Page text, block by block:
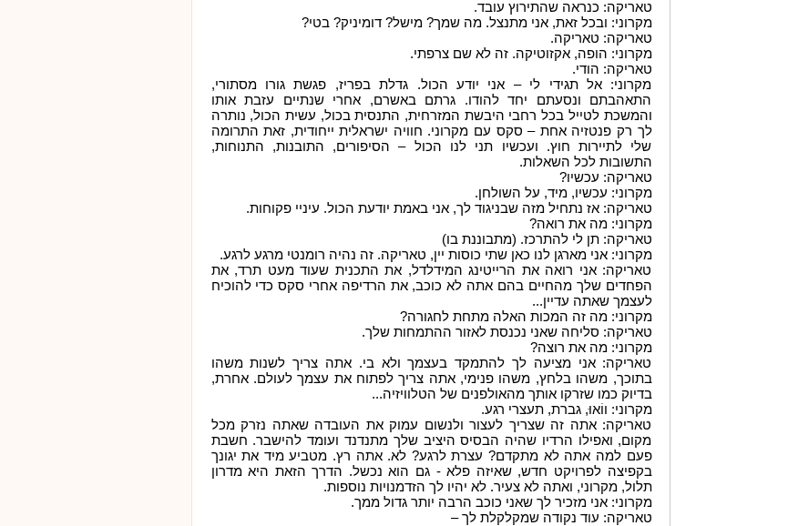
טאריקה: כנראה שהתירוץ עובד.
מקרוני: ובכל זאת, אני מתנצל. מה שמך? מישל? דומיניק? בטי?
טאריקה: טאריקה.
מקרוני: הופה, אקזוטיקה. זה לא שם צרפתי.
טאריקה: הודי.
מקרוני: אל תגידי לי – אני יודע הכול. גדלת בפריז, פגשת גורו מסתורי,
התאהבתם ונסעתם יחד להודו. גרתם באשרם, אחרי שנתיים עזבת אותו
והמשכת לטייל בכל רחבי היבשת המזרחית, התנסית בכול, עשית הכול, נותרה
לך רק פנטזיה אחת – סקס עם מקרוני. חוויה ישראלית ייחודית, זאת התרומה
שלי לתיירות חוץ. ועכשיו תני לנו הכול – הסיפורים, התובנות, התנוחות,
התשובות לכל השאלות.
טאריקה: עכשיו?
מקרוני: עכשיו, מיד, על השולחן.
טאריקה: אז נתחיל מזה שבניגוד לך, אני באמת יודעת הכול. עיניי פקוחות.
מקרוני: מה את רואה?
טאריקה: תן לי להתרכז. (מתבוננת בו)
מקרוני: אני מארגן לנו כאן שתי כוסות יין, טאריקה. זה נהיה רומנטי מרגע לרגע.
טאריקה: אני רואה את הרייטינג המידלדל, את התכנית שעוד מעט תרד, את
הפחדים שלך מהחיים בהם אתה לא כוכב, את הרדיפה אחרי סקס כדי להוכיח
לעצמך שאתה עדיין...
מקרוני: מה זה המכות האלה מתחת לחגורה?
טאריקה: סליחה שאני נכנסת לאזור ההתמחות שלך.
מקרוני: מה את רוצה?
טאריקה: אני מציעה לך להתמקד בעצמך ולא בי. אתה צריך לשנות משהו
בתוכך, משהו בלחץ, משהו פנימי, אתה צריך לפתוח את עצמך לעולם. אחרת,
בדיוק כמו שזרקו אותך מהאולפנים של הטלוויזיה...
מקרוני: ווֹאוּ, גברת, תעצרי רגע.
טאריקה: אתה זה שצריך לעצור ולנשום עמוק את העובדה שאתה נזרק מכל
מקום, ואפילו הרדיו שהיה הבסיס היציב שלך מתנדנד ועומד להישבר. חשבת
פעם למה אתה לא מתקדם? עצרת לרגע? לא. אתה רץ. מטביע מיד את יגונך
בקפיצה לפרויקט חדש, שאיזה פלא - גם הוא נכשל. הדרך הזאת היא מדרון
תלול, מקרוני, ואתה לא צעיר. לא יהיו לך הזדמנויות נוספות.
מקרוני: אני מזכיר לך שאני כוכב הרבה יותר גדול ממך.
טאריקה: עוד נקודה שמקלקלת לך –